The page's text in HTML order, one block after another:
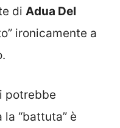
di Adua Del
ironicamente a
potrebbe
“battuta” è